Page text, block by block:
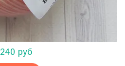
240 руб